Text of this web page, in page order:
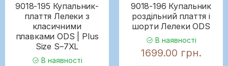
9018-195 Купальник-
плаття Лелеки з
класичними
плавками ODS | Plus
Size S–7XL
В наявності
9018-196 Купальник
роздільний плаття і
шорти Лелеки ODS
В наявності
1699.00 грн.